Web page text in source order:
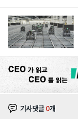
기사댓글0개